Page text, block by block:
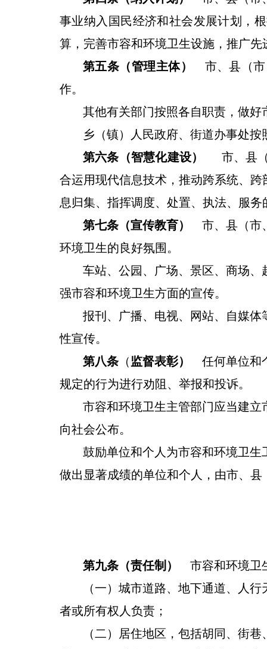
事业纳入国民经济和社会发展计划，
算，完善市容和环境卫生设施，推广
第五条（管理主体）
市、县（
作。
其他有关部门按照各自职责 ， 做好
乡（镇）人民政府、街道办事处
第六条（智慧化建设）
市、县
合运用现代信息技术，推动跨系统、
息归集、指挥调度、处置、执法、服
第七条（宣传教育）
市、县（市
环境卫生的良好氛围。
车站、公园、 广场、景区、商场
强市容和环境卫生方面的宣传。
报刊、广播、电视、网站、自媒体
性宣传。
第八条 （ 监督表彰）
任何单位和
规定的行为进行劝阻、举报和投诉。
市容和环境卫生主管部门应当建
向社会公布。
鼓励单位和个人为市容和环境卫
做出显著成绩的单位和个人，由市、
第九条 （责任制）
市容和环境卫
（一）城市道路、地下通道、人行
者或所有权人负责 ；
（二）居住地区，包括胡同、街